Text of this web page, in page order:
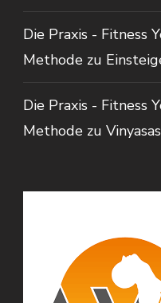
Die Praxis - Fitness
Methode zu
Die Praxis - Fitness
Methode zu